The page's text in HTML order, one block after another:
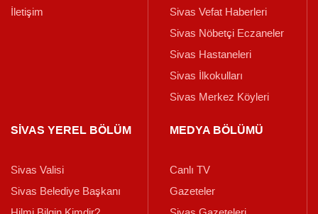
İletişim
Sivas Vefat Haberleri
Sivas Nöbetçi Eczaneler
Sivas Hastaneleri
Sivas İlkokulları
Sivas Merkez Köyleri
SİVAS YEREL BÖLÜM
Sivas Valisi
Sivas Belediye Başkanı
MEDYA BÖLÜMÜ
Canlı TV
Gazeteler